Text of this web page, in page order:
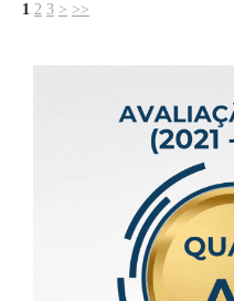
1 2 3 > >>